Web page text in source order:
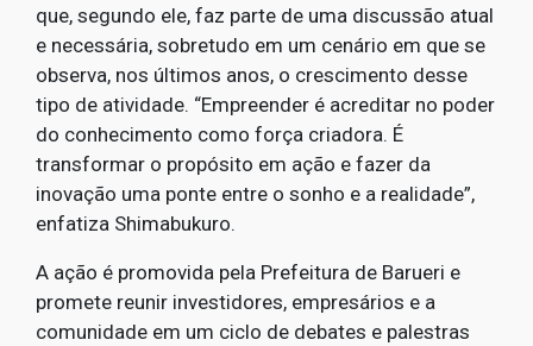
que, segundo ele, faz parte de uma discussão atual
e necessária, sobretudo em um cenário em que se
observa, nos últimos anos, o crescimento desse
tipo de atividade. “Empreender é acreditar no poder
do conhecimento como força criadora. É
transformar o propósito em ação e fazer da
inovação uma ponte entre o sonho e a realidade”,
enfatiza Shimabukuro.
A ação é promovida pela Prefeitura de Barueri e
promete reunir investidores, empresários e a
comunidade em um ciclo de debates e palestras